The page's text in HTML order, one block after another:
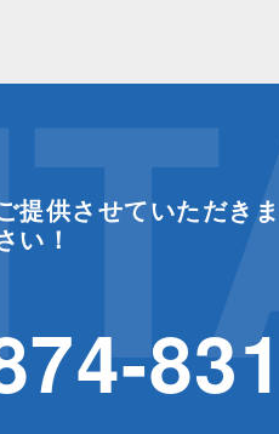
供させていただきま
い！